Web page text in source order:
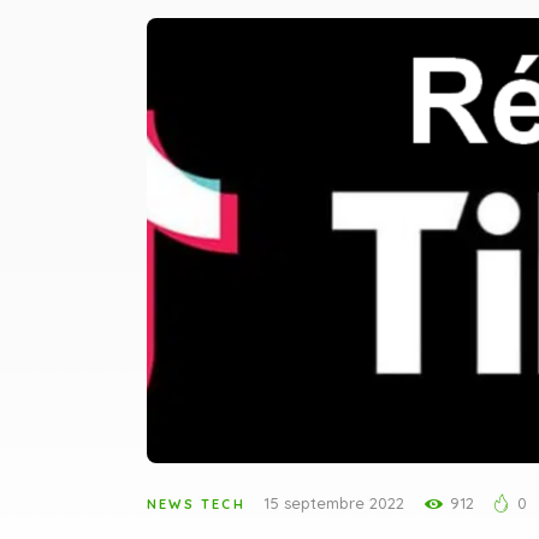
NEWS TECH 15 septembre 2022 912 0